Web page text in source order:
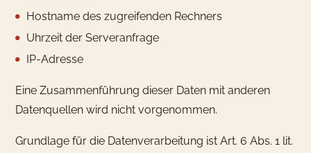
Hostname des zugreifenden Rechners
Uhrzeit der Serveranfrage
IP-Adresse
Eine Zusammenführung dieser Daten mit anderen
Datenquellen wird nicht vorgenommen.
Grundlage für die Datenverarbeitung ist Art. 6 Abs. 1 lit.